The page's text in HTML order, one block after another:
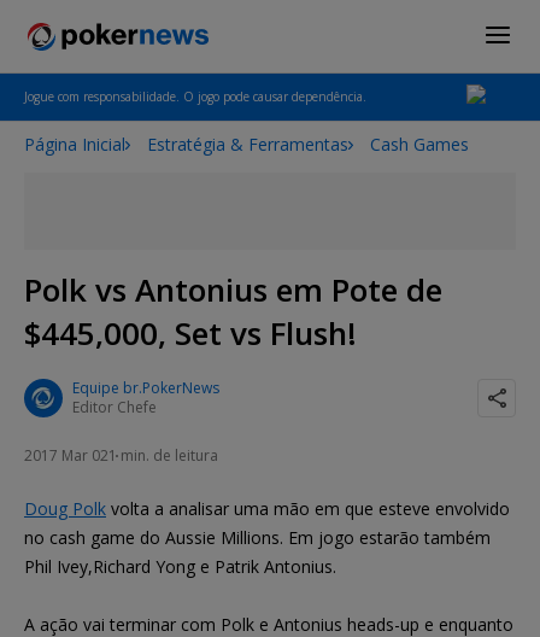
Jogue com responsabilidade. O jogo pode causar dependência.
Página Inicial Estratégia & Ferramentas Cash Games
Polk vs Antonius em Pote de
$445,000, Set vs Flush!
Equipe br.PokerNews
Editor Chefe
2017 Mar 021 min. de leitura
Doug Polk volta a analisar uma mão em que esteve envolvido
no cash game do Aussie Millions. Em jogo estarão também
Phil Ivey,Richard Yong e Patrik Antonius.
A ação vai terminar com Polk e Antonius heads-up e enquanto